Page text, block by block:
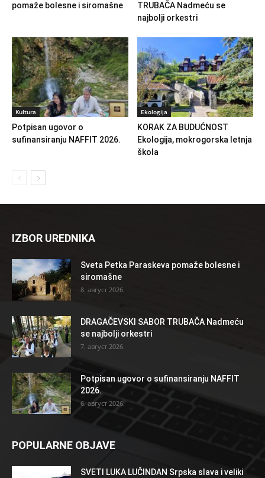
pomaže bolesne i siromašne
TRUBAČA Nadmeću se
najbolji orkestri
Kultura
Potpisan ugovor o
sufinansiranju NAFFIT 2026.
Ekologija
KORAK ZA BUDUĆNOST
Ekologija, mokrogorska letnja
škola
IZBOR UREDNIKA
Sveta Petka Paraskeva pomaže bolesne i
siromašne
8. август 2026.
DRAGAČEVSKI SABOR TRUBAČA Nadmeću
se najbolji orkestri
7. август 2026.
Potpisan ugovor o sufinansiranju NAFFIT
2026.
6. август 2026.
POPULARNE OBJAVE
SVETI LUKA LUČINDAN Srpska slava i veliki